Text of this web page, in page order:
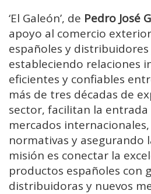
‘El Galeón’, de Pedro José
apoyo al comercio
españoles y distribuidores
estableciendo relaciones
eficientes y confiables
más de tres décadas de
sector, facilitan la
mercados
normativas y asegurando
misión es conectar la
productos españoles con
distribuidoras y nuevos